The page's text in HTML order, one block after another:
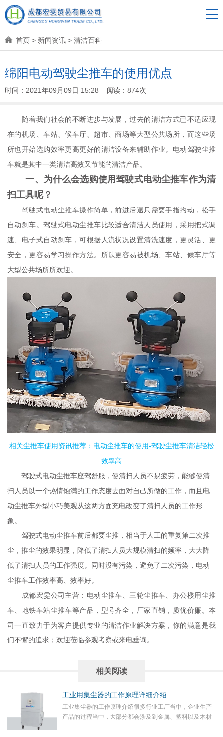
首页 > 新闻资讯 > 清洁百科
绵阳电动驾驶尘推车的使用优点
时间：2021年09月09日 15:28 阅读：874次
随着我们社会的不断进步与发展，过去的清洁方式已不适应现
在的机场、车站、候车厅、超市、商场等大型公共场所，而这些场
所也开始选购效率更高更好的清洁设备来辅助作业。电动驾驶尘推
车就是其中一类清洁高效又节能的清洁产品。
一、为什么会选购使用驾驶式电动尘推车作为清
扫工具呢？
驾驶式电动尘推车操作简单，前进后退只需要手指抅动，松手
自动刹车。驾驶式电动尘推车比较适合清洁人员使用，采用把式调
速、电子式自动刹车，可根据人流状况设置清洗速度，更灵活、更
安全，更容易学习操作方法。所以更容易被机场、车站、候车厅等
大型公共场所所欢迎。
相关尘推车使用资讯推荐： 电动尘推车的使用-驾驶尘推车清洁轻松
效率高
驾驶式电动尘推车座驾舒服，使清扫人员不易疲劳，能够使清
扫人员以一个热情饱满的工作态度去面对自己所做的工作，而且电
动尘推车外型小巧美观从这两方面充电改变了清扫人员的工作形
象。
驾驶式电动尘推车前后都要尘推，相当于人工的重复第二次推
尘，推尘的效果明显，降低了清扫人员大规模清扫的频率，大大降
低了清扫人员的工作强度。同时没有污染，避免了二次污染，电动
尘推车工作效率高、效率好。
成都宏雯公司主营：电动尘推车、三轮尘推车、办公楼用尘推
车、地铁车站尘推车等产品，型号齐全，厂家直销，质优价廉。本
司一直致力于为客户提供专业的清洁作业解决方案，你的满意是我
们不懈的追求；欢迎莅临参观考察或来电垂询。
相关阅读
工业用集尘器的工作原理详细介绍
工业集尘器的工作原理介绍很多行业工厂当中，企业生产
产品的过程当中，大部分都会涉及到金属、塑料以及木材